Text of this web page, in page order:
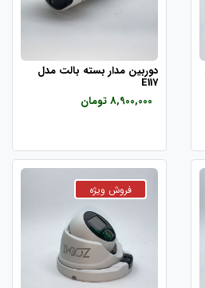
دوربین مدار بسته بالت مدل
E117
8,900,000 تومان